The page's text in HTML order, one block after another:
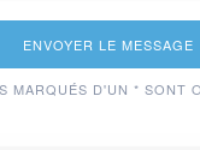
ENVOYER LE MESSAGE
MARQUÉS D'UN * SONT